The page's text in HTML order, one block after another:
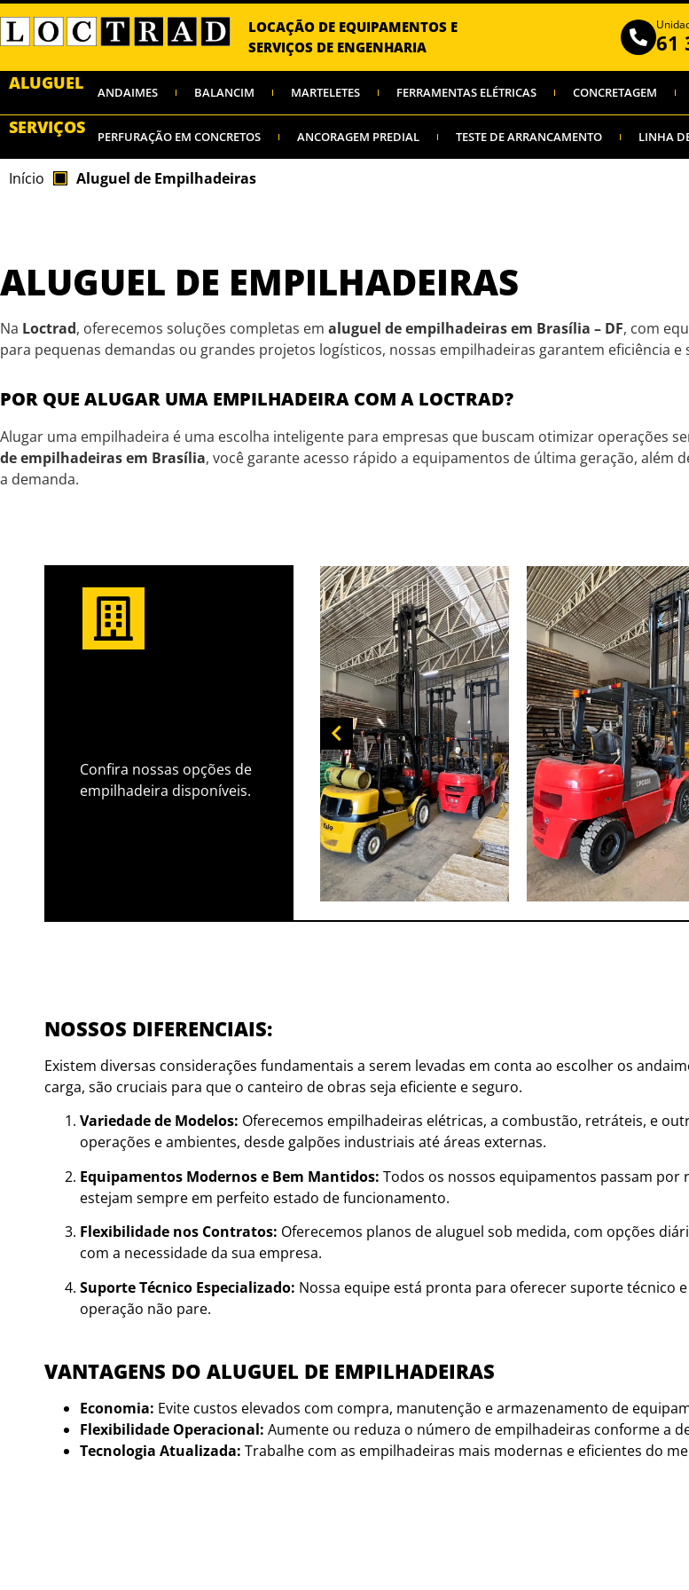
LOCAÇÃO DE EQUIPAMENTOS E
SERVIÇOS DE ENGENHARIA
61
ALUGUEL ANDAIMES BALANCIM MARTELETES FERRAMENTAS ELÉTRICAS CONCRETAGEM
SERVIÇOS PERFURAÇÃO EM CONCRETOS ANCORAGEM PREDIAL TESTE DE ARRANCAMENTO LINHA
Início Aluguel de Empilhadeiras
ALUGUEL DE EMPILHADEIRAS
Na Loctrad, oferecemos soluções completas em aluguel de empilhadeiras em Brasília – DF, com
para pequenas demandas ou grandes projetos logísticos, nossas empilhadeiras garantem eficiência e
POR QUE ALUGAR UMA EMPILHADEIRA COM A LOCTRAD?
Alugar uma empilhadeira é uma escolha inteligente para empresas que buscam otimizar operações
de empilhadeiras em Brasília, você garante acesso rápido a equipamentos de última geração,
a demanda.
Confira nossas opções de
empilhadeira disponíveis.
NOSSOS DIFERENCIAIS:
Existem diversas considerações fundamentais a serem levadas em conta ao escolher os
carga, são cruciais para que o canteiro de obras seja eficiente e seguro.
Variedade de Modelos: Oferecemos empilhadeiras elétricas, a combustão, retráteis, e
operações e ambientes, desde galpões industriais até áreas externas.
Equipamentos Modernos e Bem Mantidos: Todos os nossos equipamentos passam
estejam sempre em perfeito estado de funcionamento.
Flexibilidade nos Contratos: Oferecemos planos de aluguel sob medida, com opções
com a necessidade da sua empresa.
Suporte Técnico Especializado: Nossa equipe está pronta para oferecer suporte técnico
operação não pare.
VANTAGENS DO ALUGUEL DE EMPILHADEIRAS
Economia: Evite custos elevados com compra, manutenção e armazenamento de
Flexibilidade Operacional: Aumente ou reduza o número de empilhadeiras conforme a
Tecnologia Atualizada: Trabalhe com as empilhadeiras mais modernas e eficientes do